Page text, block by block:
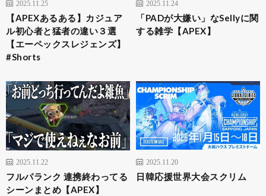
2025.11.25
【APEXあるある】カジュア
ル初心者と猛者の違い３選
【エーペックスレジェンズ】
#Shorts
2025.11.24
「PADが大嫌い」なSellyに関
する雑学【APEX】
2025.11.22
フルパランク 連携終わってる
シーンまとめ【APEX】
2025.11.20
日韓応援世界大会スクリム